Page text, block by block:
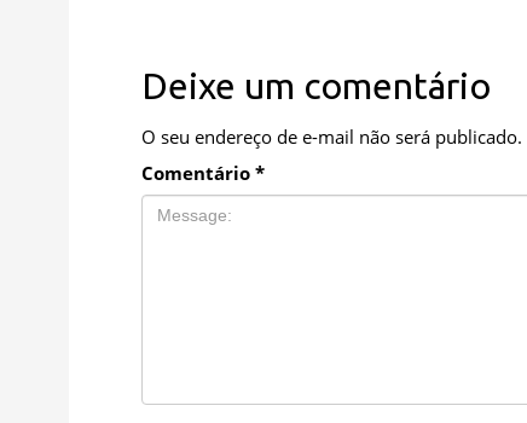
Deixe um comentário
O seu endereço de e-mail não será publicado.
Comentário *